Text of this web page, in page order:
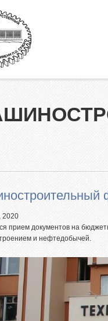
2020
прием документов на
и нефтедобычей.